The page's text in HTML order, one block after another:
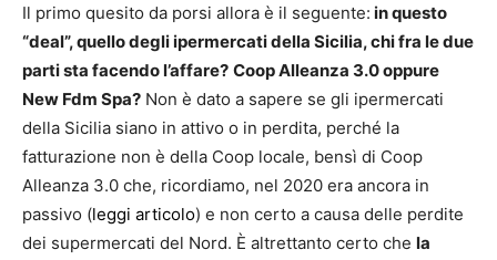
Il primo quesito da porsi allora è il seguente: in questo
“deal”, quello degli ipermercati della Sicilia, chi fra le due
parti sta facendo l’affare? Coop Alleanza 3.0 oppure
New Fdm Spa? Non è dato a sapere se gli ipermercati
della Sicilia siano in attivo o in perdita, perché la
fatturazione non è della Coop locale, bensì di Coop
Alleanza 3.0 che, ricordiamo, nel 2020 era ancora in
passivo (leggi articolo) e non certo a causa delle perdite
dei supermercati del Nord. È altrettanto certo che la